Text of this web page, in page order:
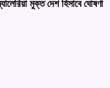
মুক্ত দেশ হিসাবে ঘোষণা